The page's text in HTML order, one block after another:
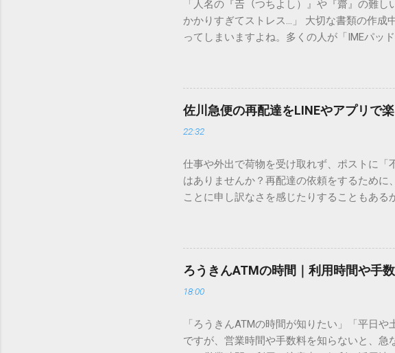
「人名の『𠮷（つちよし）』や『齋』の難
かかりすぎてストレス…」 大切な書類の作成
ってしまいますよね。多くの人が「IMEパッ
ードを打ち込むだけで一瞬で旧字や外字、
この方法をマスターすれば、もう難しい漢
が出てこないのか？ そもそも、なぜ普通の
認識する仕組みにあります。 日本のパソコ
準」「第2水準」といった形で整理されてい
「Unicode（ユニコード）」や「JISコード
所」のような番号が割り振られています。
び出すことができるのです。 2. Windows標
できます。 具体的な手順（Unicode入力）
角」にする（※重要）。 **「20BB7」**と入
力した数字が、一瞬で対応する漢字（例：
佐川急便の再配達をLINEやアプリで
22:32
仕事や外出で荷物を受け取れず、ポストに
はありませんか？再配達の依頼をするため
ことに申し訳なさを感じたりすることもある
ビス「スマートクラブ」と、LINEや公式ア
なります。この記事では、忙しい毎日をサ
す。 佐川急便の再配達が劇的に変わる「ス
会員サービス「スマートクラブ」です。こ
す。 以前はウェブサイトを開いてログイン
じめ配達時間を変更するといった先回りの
本国内で最も利用されているコミュニケー
ろうきんATMの時間｜利用時間や手
18:00
「ろうきんATMの時間が知りたい」「平日
ですが、営業時間や手数料を知らないと、